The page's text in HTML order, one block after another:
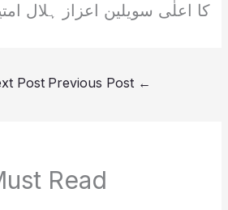
کا اعلٰی سویلین اعزاز ہلال
←
Post
Read